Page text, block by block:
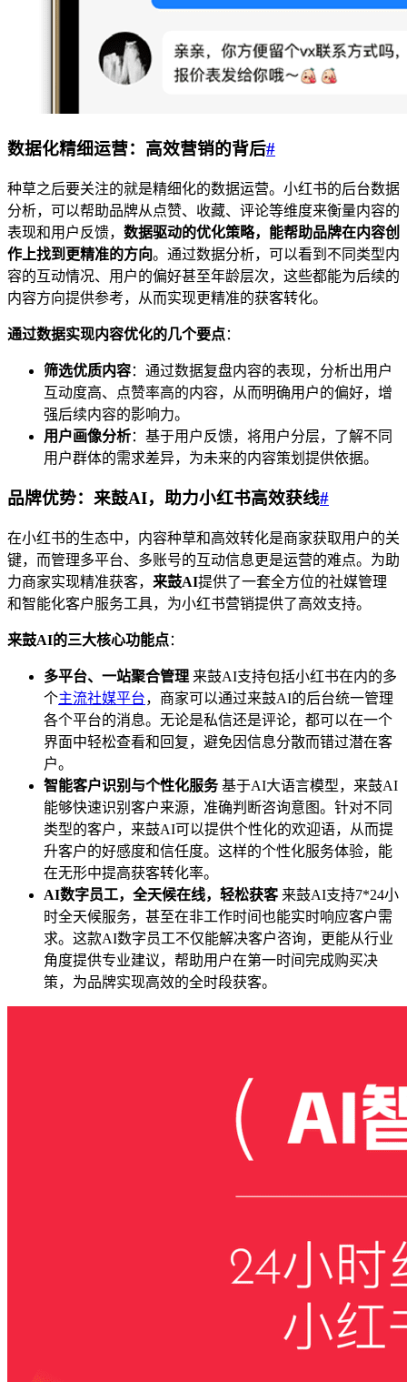
数据化精细运营：高效营销的背后#
种草之后要关注的就是精细化的数据运营。小红书的后台数据
分析，可以帮助品牌从点赞、收藏、评论等维度来衡量内容的
表现和用户反馈， 数据驱动的优化策略，能帮助品牌在内容创
作上找到更精准的方向。通过数据分析，可以看到不同类型内
容的互动情况、用户的偏好甚至年龄层次，这些都能为后续的
内容方向提供参考，从而实现更精准的获客转化。
通过数据实现内容优化的几个要点：
筛选优质内容：通过数据复盘内容的表现，分析出用户
互动度高、点赞率高的内容，从而明确用户的偏好，增
强后续内容的影响力。
用户画像分析：基于用户反馈，将用户分层，了解不同
用户群体的需求差异，为未来的内容策划提供依据。
品牌优势：来鼓AI，助力小红书高效获线#
在小红书的生态中，内容种草和高效转化是商家获取用户的关
键，而管理多平台、多账号的互动信息更是运营的难点。为助
力商家实现精准获客， 来鼓AI提供了一套全方位的社媒管理
和智能化客户服务工具，为小红书营销提供了高效支持。
来鼓AI的三大核心功能点：
多平台、一站聚合管理 来鼓AI支持包括小红书在内的多
个主流社媒平台，商家可以通过来鼓AI的后台统一管理
各个平台的消息。无论是私信还是评论，都可以在一个
界面中轻松查看和回复，避免因信息分散而错过潜在客
户。
智能客户识别与个性化服务基于AI大语言模型，来鼓AI
能够快速识别客户来源，准确判断咨询意图。针对不同
类型的客户，来鼓AI可以提供个性化的欢迎语，从而提
升客户的好感度和信任度。这样的个性化服务体验，能
在无形中提高获客转化率。
AI数字员工，全天候在线，轻松获客来鼓AI支持7*24小
时全天候服务，甚至在非工作时间也能实时响应客户需
求。这款AI数字员工不仅能解决客户咨询，更能从行业
角度提供专业建议，帮助用户在第一时间完成购买决
策，为品牌实现高效的全时段获客。